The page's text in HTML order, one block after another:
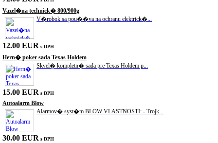
Vazel�na technick� 800/900g
V�robok sa pou��va na ochranu elektrick�...
12.00 EUR s DPH
Hern� poker sada Texas Holdem
Skvel� kompletn� sada pre Texas Holdem p...
15.00 EUR s DPH
Autoalarm Blow
Alarmov� syst�m BLOW VLASTNOSTI: - Trojk...
30.00 EUR s DPH